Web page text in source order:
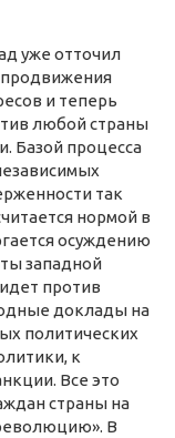
уже отточил
и теперь
любой страны
Базой процесса
так
нормой в
осуждению
западной
против
доклады на
политических
к
Все это
страны на
В